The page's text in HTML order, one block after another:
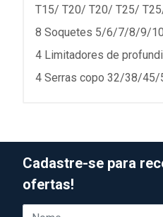
T15/ T20/ T20/ T25/
8 Soquetes 5/6/7/8/9/
4 Limitadores de
4 Serras copo 32/38/45/
Cadastre-se para
ofertas!